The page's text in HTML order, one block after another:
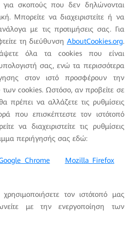
για σκοπούς που δεν δηλώνονται
Μπορείτε να διαχειριστείτε ή να
με τις προτιμήσεις σας. Για
τη διεύθυνση AboutCookies.org.
όλα τα cookies που είναι
σας, ενώ τα περισσότερα
στον ιστό προσφέρουν την
των cookies. Ωστόσο, αν προβείτε σε
πρέπει να αλλάζετε τις ρυθμίσεις
που επισκέπτεστε τον ιστότοπό
να διαχειριστείτε τις ρυθμίσεις
περιήγησής σας εδώ:
Chrome
Mozilla Firefox
τον ιστότοπό μας
με την ενεργοποίηση των